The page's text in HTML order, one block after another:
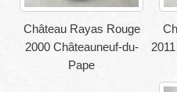
Château Rayas Rouge
2000 Châteauneuf-du-
Pape